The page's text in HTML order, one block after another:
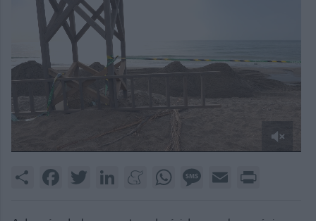
1
Share FacebookTwitter LinkedInMeneameWhatsAppMessage
Email